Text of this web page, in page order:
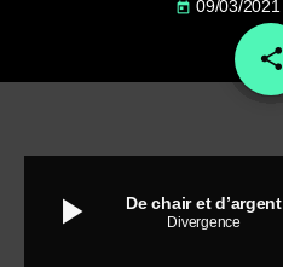
today 09/03/2021
share
email
play_arrow De chair et d’argent
Divergence